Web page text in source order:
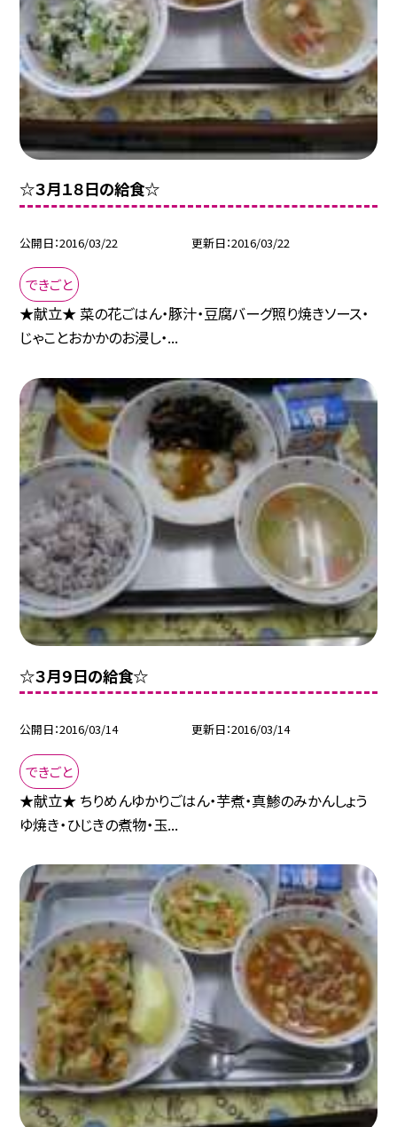
☆３月１８日の給食☆
公開日 2016/03/22 更新日 2016/03/22
できごと
★献立★ 菜の花ごはん・豚汁・豆腐バーグ照り焼きソース・
じゃことおかかのお浸し・...
☆３月９日の給食☆
公開日 2016/03/14 更新日 2016/03/14
できごと
★献立★ ちりめんゆかりごはん・芋煮・真鯵のみかんしょう
ゆ焼き・ひじきの煮物・玉...